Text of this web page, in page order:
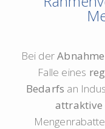
Bei der
Falle eines
Bedarfs an
attraktive